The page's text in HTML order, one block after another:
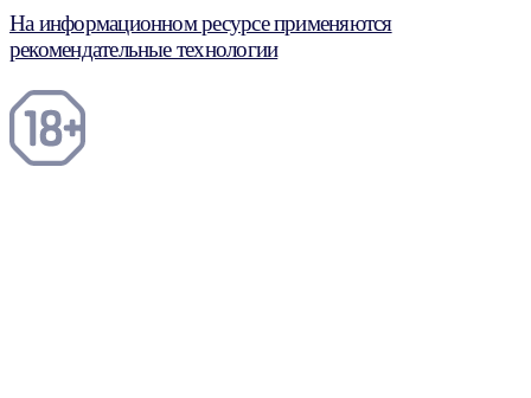
На информационном ресурсе применяются
рекомендательные технологии